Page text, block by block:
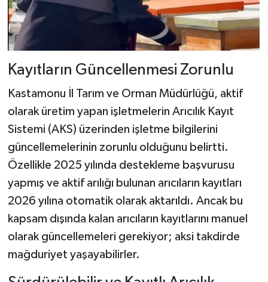
Kayıtların Güncellenmesi Zorunlu
Kastamonu İl Tarım ve Orman Müdürlüğü, aktif
olarak üretim yapan işletmelerin Arıcılık Kayıt
Sistemi (AKS) üzerinden işletme bilgilerini
güncellemelerinin zorunlu olduğunu belirtti.
Özellikle 2025 yılında destekleme başvurusu
yapmış ve aktif arılığı bulunan arıcıların kayıtları
2026 yılına otomatik olarak aktarıldı. Ancak bu
kapsam dışında kalan arıcıların kayıtlarını manuel
olarak güncellemeleri gerekiyor; aksi takdirde
mağduriyet yaşayabilirler.